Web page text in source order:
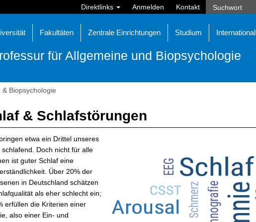
Direktlinks Anmelden Kontakt
Fakultäten Zentrale Einrichtungen Studium International
für Allgemeine und Biopsychologie
& Biopsychologie
& Schlafstörungen
etwa ein Drittel unseres
schlafend. Doch nicht für alle
ist guter Schlaf eine
Über 20% der
in Deutschland schätzen
als eher schlecht ein;
erfüllen die Kriterien einer
also einer Ein- und